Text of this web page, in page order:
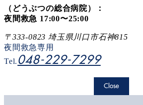
（どうぶつの総合病院）：
夜間救急 17:00〜25:00
〒333-0823 埼玉県川口市石神815
夜間救急専用
Tel. 048-229-7299
Close